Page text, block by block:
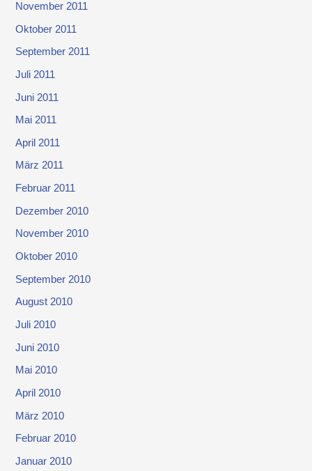
November 2011
Oktober 2011
September 2011
Juli 2011
Juni 2011
Mai 2011
April 2011
März 2011
Februar 2011
Dezember 2010
November 2010
Oktober 2010
September 2010
August 2010
Juli 2010
Juni 2010
Mai 2010
April 2010
März 2010
Februar 2010
Januar 2010